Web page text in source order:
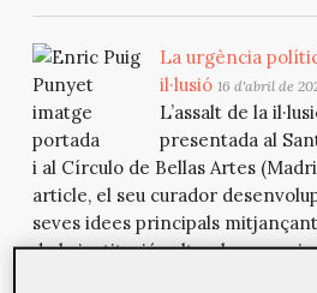
La urgència
il·lusió 16 d'abril de
L’assalt de la
presentada al
i al Círculo de Bellas Artes
article, el seu curador
seves idees principals
de la institució cultural com a